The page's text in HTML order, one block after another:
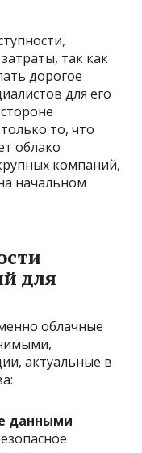
так как
дорогое
для его
то, что
облако
компаний,
начальном
для
облачные
актуальные в
данными